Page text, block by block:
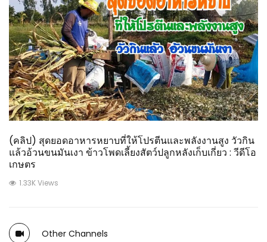
(คลิป) สุดยอดอาหารหยาบที่ให้โปรตีนและพลังงานสูง วัวกิน
แล้วอ้วนขนมันเงา ข้าวโพดเลี้ยงสัตว์ปลูกหลังเก็บเกี่ยว : วีดีโอ
เกษตร
1.33K Views
Other Channels